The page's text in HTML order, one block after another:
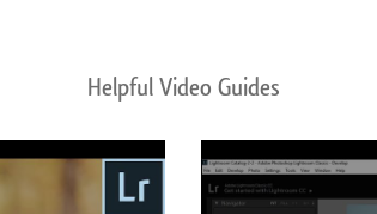
Helpful Video Guides